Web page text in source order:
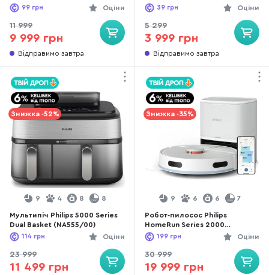
Оціни
99 грн
11 999
9 999 грн
Відправимо завтра
Оціни
39 грн
5 299
3 999 грн
Відправимо завтра
Знижка -52%
9 4 8 8
Мультипіч Philips 5000 Series
Dual Basket (NA555/00)
Оціни
114 грн
23 999
11 499 грн
Знижка -35%
9 6 6 7
Робот-пилосос Philips
HomeRun Series 2000
(XU2100/25)
Оціни
199 грн
30 999
19 999 грн